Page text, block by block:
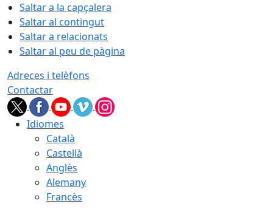
Saltar a la capçalera
Saltar al contingut
Saltar a relacionats
Saltar al peu de pàgina
Adreces i telèfons
Contactar
Idiomes
Català
Castellà
Anglès
Alemany
Francès